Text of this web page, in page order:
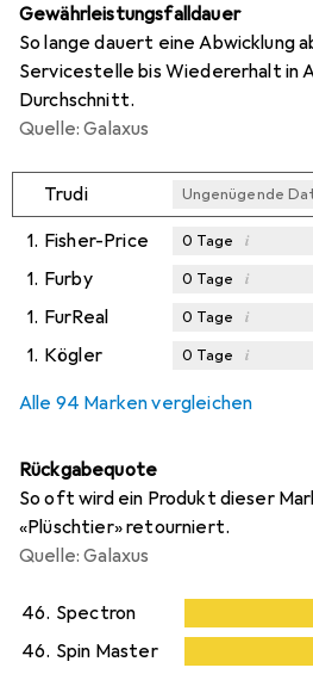
Gewährleistungsfalldauer
So lange dauert eine Abwicklung
Servicestelle bis Wiedererhalt in
Durchschnitt.
Quelle: Galaxus
Trudi Ungenügende
1. Fisher-Price 0 Tage i
1. Furby 0 Tage i
1. FurReal 0 Tage i
1. Kögler 0 Tage i
Alle 94 Marken vergleichen
Rückgabequote
So oft wird ein Produkt dieser
«Plüschtier» retourniert.
Quelle: Galaxus
46. Spectron
46. Spin Master